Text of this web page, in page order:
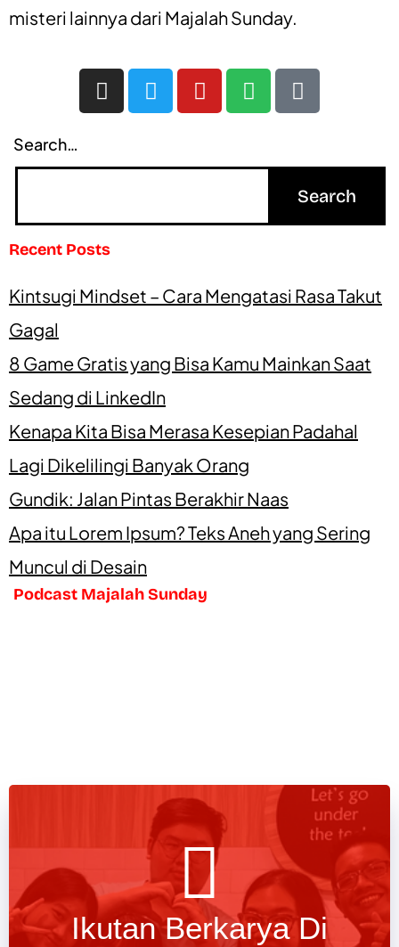
misteri lainnya dari Majalah Sunday.
Search…
Recent Posts
Kintsugi Mindset – Cara Mengatasi Rasa Takut
Gagal
8 Game Gratis yang Bisa Kamu Mainkan Saat
Sedang di LinkedIn
Kenapa Kita Bisa Merasa Kesepian Padahal
Lagi Dikelilingi Banyak Orang
Gundik: Jalan Pintas Berakhir Naas
Apa itu Lorem Ipsum? Teks Aneh yang Sering
Muncul di Desain
Podcast Majalah Sunday
Ikutan Berkarya Di